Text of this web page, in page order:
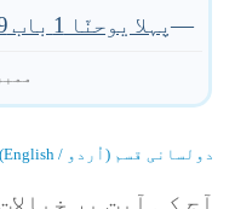
—پہلا یوحنّا 1 باب 9 آیت
دولسانی قسم (اُردو / English)
آج کی آیت پر خیالات